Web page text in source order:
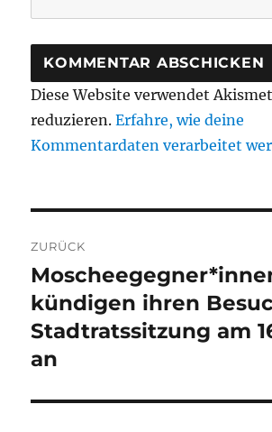
Diese Website verwendet
reduzieren.Erfahre, wie deine
Kommentardaten verarbeitet
ZURÜCK
Vorheriger
Beitrag:
kündigen ihren
Stadtratssitzung am
an